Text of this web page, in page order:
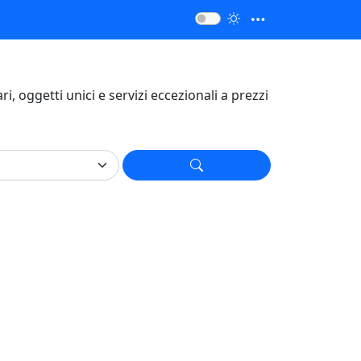
oggetti unici e servizi eccezionali a prezzi